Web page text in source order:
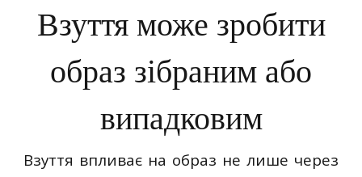
Взуття може зробити
образ зібраним або
випадковим
Взуття впливає на образ не лише через